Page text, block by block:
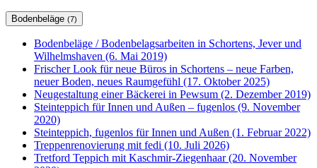
Bodenbeläge (7)
Bodenbeläge / Bodenbelagsarbeiten in Schortens, Jever und
Wilhelmshaven (6. Mai 2019)
Frischer Look für neue Büros in Schortens – neue Farben,
neuer Boden, neues Raumgefühl (17. Oktober 2025)
Neugestaltung einer Bäckerei in Pewsum (2. Dezember 2019)
Steinteppich für Innen und Außen – fugenlos (9. November
2020)
Steinteppich, fugenlos für Innen und Außen (1. Februar 2022)
Treppenrenovierung mit fedi (10. Juli 2026)
Tretford Teppich mit Kaschmir-Ziegenhaar (20. November